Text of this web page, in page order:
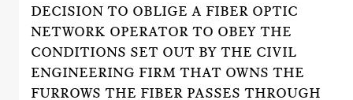
DECISION TO OBLIGE A FIBER OPTIC
NETWORK OPERATOR TO OBEY THE
CONDITIONS SET OUT BY THE CIVIL
ENGINEERING FIRM THAT OWNS THE
FURROWS THE FIBER PASSES THROUGH